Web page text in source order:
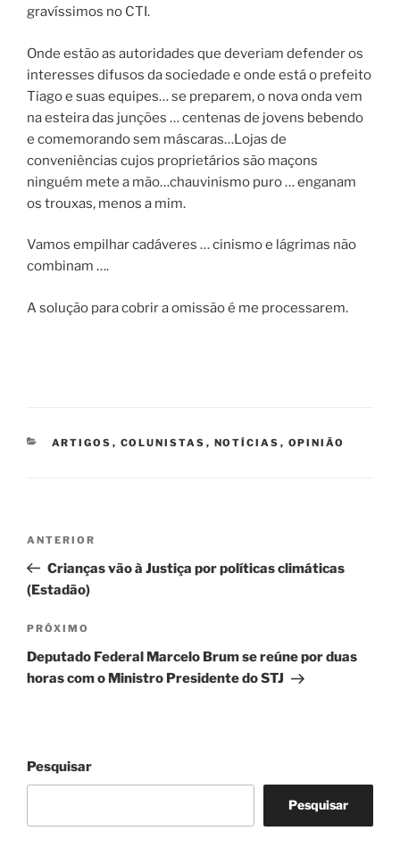
gravíssimos no CTI.
Onde estão as autoridades que deveriam defender os
interesses difusos da sociedade e onde está o prefeito
Tiago e suas equipes… se preparem, o nova onda vem
na esteira das junções … centenas de jovens bebendo
e comemorando sem máscaras…Lojas de
conveniências cujos proprietários são maçons
ninguém mete a mão…chauvinismo puro … enganam
os trouxas, menos a mim.
Vamos empilhar cadáveres … cinismo e lágrimas não
combinam ….
A solução para cobrir a omissão é me processarem.
CATEGORIAS
ARTIGOS , COLUNISTAS , NOTÍCIAS , OPINIÃO
Post
Post
anterior
ANTERIOR
Crianças vão à Justiça por políticas climáticas
(Estadão)
Próximo
post
PRÓXIMO
Deputado Federal Marcelo Brum se reúne por duas
horas com o Ministro Presidente do STJ
Pesquisar
Pesquisar